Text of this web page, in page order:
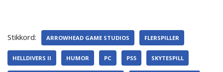
Stikkord: ARROWHEAD GAME STUDIOS FLERSPILLER
HELLDIVERS II HUMOR PC PS5 SKYTESPILL